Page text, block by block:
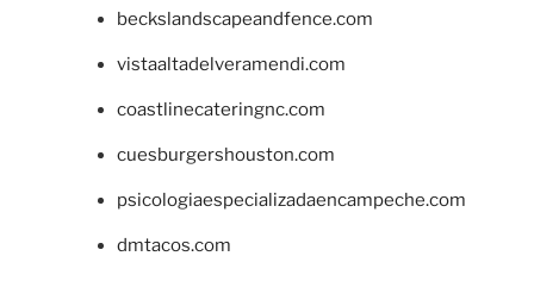
beckslandscapeandfence.com
vistaaltadelveramendi.com
coastlinecateringnc.com
cuesburgershouston.com
psicologiaespecializadaencampeche.com
dmtacos.com